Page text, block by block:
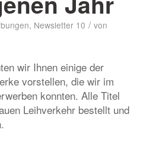
, Newsletter 10 / von
wir Ihnen einige der
vorstellen, die wir im
konnten. Alle Titel
Leihverkehr bestellt und